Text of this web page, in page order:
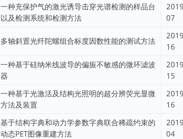
一种充保护气的激光诱导击穿光谱检测的样品台
以及检测系统和检测方法
07
多轴斜置光纤陀螺组合标度因数性能的测试方法
16
一种基于硅纳米线波导的偏振不敏感的微环滤波
器
15
一种基于光激活及结构光照明的超分辨荧光显微
方法及装置
16
基于结构字典和动力学参数字典联合稀疏约束的
动态PET图像重建方法
04